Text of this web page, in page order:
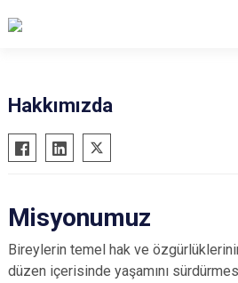
Hakkımızda
Misyonumuz
Bireylerin temel hak ve
düzen içerisinde yaşamını